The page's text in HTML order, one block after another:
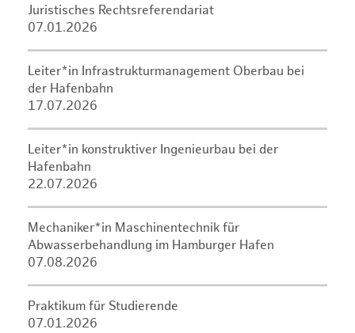
Juristisches Rechtsreferendariat
07.01.2026
Leiter*in Infrastrukturmanagement Oberbau bei
der Hafenbahn
17.07.2026
Leiter*in konstruktiver Ingenieurbau bei der
Hafenbahn
22.07.2026
Mechaniker*in Maschinentechnik für
Abwasserbehandlung im Hamburger Hafen
07.08.2026
Praktikum für Studierende
07.01.2026